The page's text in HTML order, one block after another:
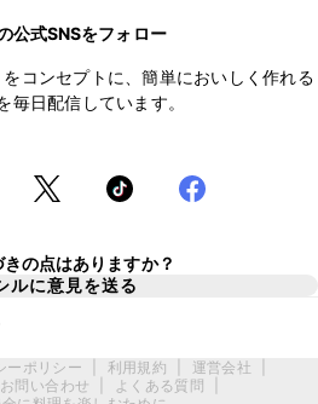
公式SNSをフォロー
をコンセプトに、簡単においしく作れる
毎日配信しています。
の点はありますか？
ルに意見を送る
ーポリシー 利用規約 運営会社
問い合わせ
よくある質問